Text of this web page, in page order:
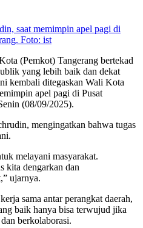
saat memimpin apel pagi di
Foto: ist
(Pemkot) Tangerang bertekad
yang lebih baik dan dekat
kembali ditegaskan Wali Kota
apel pagi di Pusat
(08/09/2025).
mengingatkan bahwa tugas
melayani masyarakat.
kita dengarkan dan
ujarnya.
sama antar perangkat daerah,
baik hanya bisa terwujud jika
berkolaborasi.